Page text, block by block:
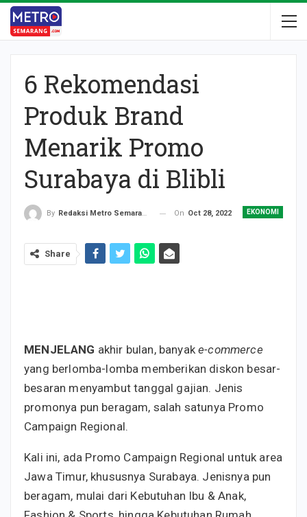
6 Rekomendasi
Produk Brand
Menarik Promo
Surabaya di Blibli
EKONOMI
By Redaksi Metro Semarang On Oct 28, 2022
Share
MENJELANG akhir bulan, banyake-commerce
yang berlomba-lomba memberikan diskon besar-
besaran menyambut tanggal gajian. Jenis
promonya pun beragam, salah satunya Promo
Campaign Regional.
Kali ini, ada Promo Campaign Regional untuk area
Jawa Timur, khususnya Surabaya. Jenisnya pun
beragam, mulai dari Kebutuhan Ibu & Anak,